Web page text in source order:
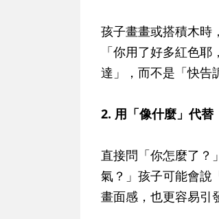
孩子畫畫或搭積木時
「你用了好多紅色
達」，而不是「快告
2. 用「像什麼」代替
直接問「你怎麼了？
氣？」孩子可能會說
畫面感，也更容易引